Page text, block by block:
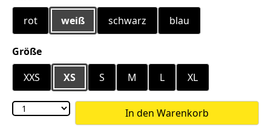
rot
weiß schwarz blau
Größeauswählen
XXS
XS S M L XL
In den Warenkorb